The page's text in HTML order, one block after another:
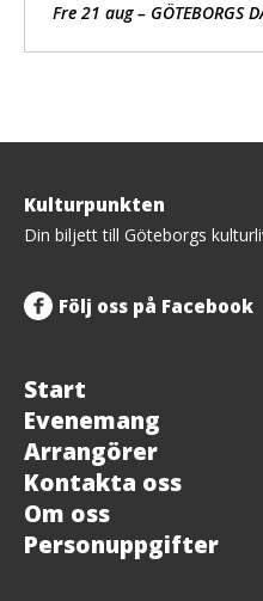
Fre 21 aug – GÖTEBORGS
Tillbaka
upp
Kulturpunkten
Din biljett till Göteborgs
Följ oss på Facebook
Start
Evenemang
Arrangörer
Kontakta oss
Om oss
Personuppgifter